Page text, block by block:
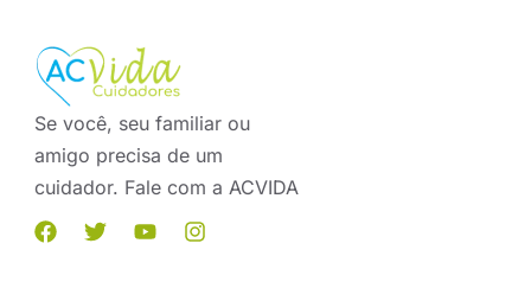
Se você, seu familiar ou
amigo precisa de um
cuidador. Fale com a ACVIDA